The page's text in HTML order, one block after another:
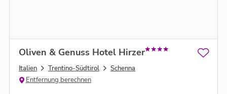
Oliven & Genuss Hotel Hirzer
Italien Trentino-Südtirol
Schenna
Entfernung berechnen